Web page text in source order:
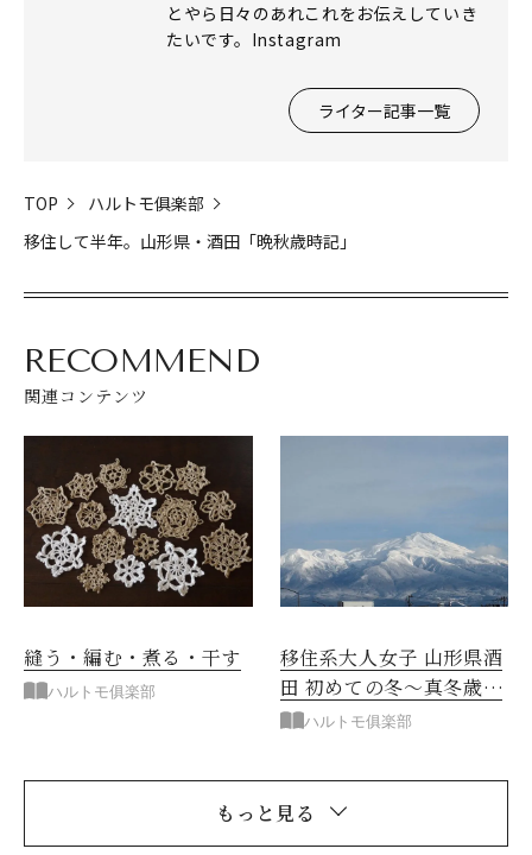
とやら日々のあれこれをお伝えしていき
たいです。Instagram
ライター記事一覧
TOP
ハルトモ俱楽部
移住して半年。山形県・酒田「晩秋歳時記」
RECOMMEND
関連コンテンツ
縫う・編む・煮る・干す
ハルトモ俱楽部
移住系大人女子 山形県酒
田 初めての冬～真冬歳時
記 ハルトモ俱楽部
もっと見る
閉じる